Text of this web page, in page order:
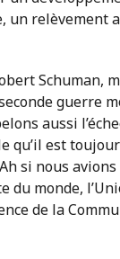
relèvement
guerre
aussi
qu’il est
si nous
du monde,
de la